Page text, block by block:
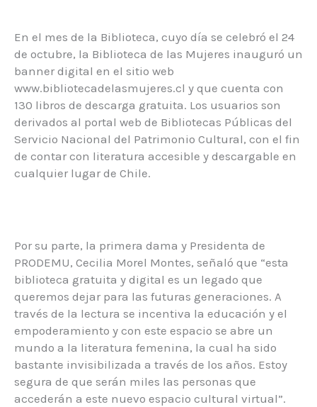
En el mes de la Biblioteca, cuyo día se celebró el 24
de octubre, la Biblioteca de las Mujeres inauguró un
banner digital en el sitio web
www.bibliotecadelasmujeres.cl y que cuenta con
130 libros de descarga gratuita. Los usuarios son
derivados al portal web de Bibliotecas Públicas del
Servicio Nacional del Patrimonio Cultural, con el fin
de contar con literatura accesible y descargable en
cualquier lugar de Chile.
Por su parte, la primera dama y Presidenta de
PRODEMU, Cecilia Morel Montes, señaló que “esta
biblioteca gratuita y digital es un legado que
queremos dejar para las futuras generaciones. A
través de la lectura se incentiva la educación y el
empoderamiento y con este espacio se abre un
mundo a la literatura femenina, la cual ha sido
bastante invisibilizada a través de los años. Estoy
segura de que serán miles las personas que
accederán a este nuevo espacio cultural virtual”.